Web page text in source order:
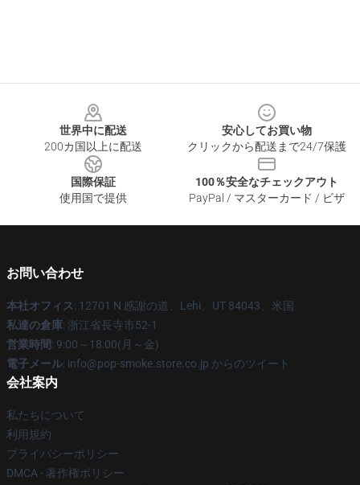
世界中に配送
200カ国以上に配送
安心してお買い物
クリックから配送まで24/7保護
国際保証
使用国で提供
100％安全なチェックアウト
PayPal / マスターカード / ビザ
お問い合わせ
本社オフィス: 12701 N 感謝の道、Lehi、UT 84043、米国
私達の倉庫: 浙江省長寺市52-1
営業時間: 9:00～18:00(月～金)
電子メール: info@pop-smoke.store.co.jp からのツイート
会社案内
私たちについて
利用規約
プライバシーポリシー
DMCA - 著作権ポリシー